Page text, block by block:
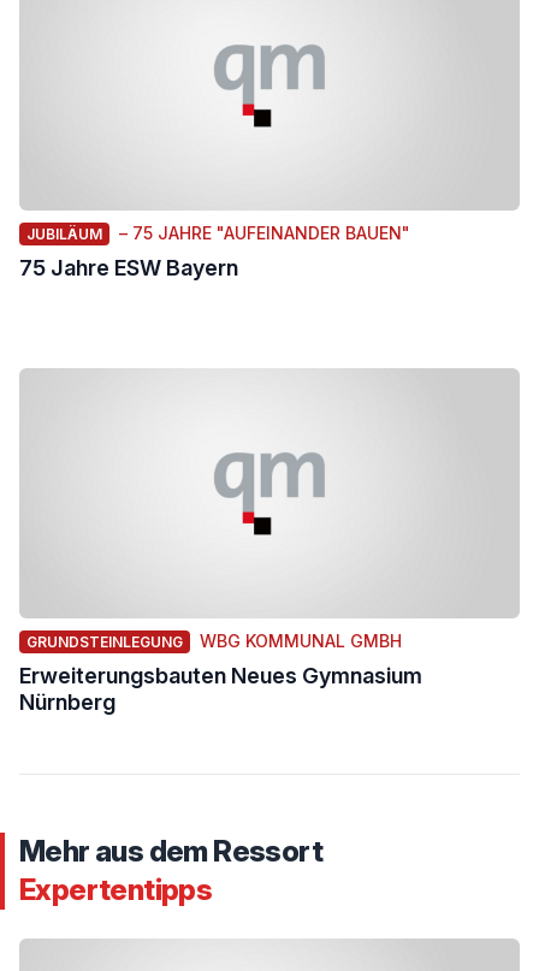
JUBILÄUM – 75 JAHRE "AUFEINANDER BAUEN"
75 Jahre ESW Bayern
GRUNDSTEINLEGUNG WBG KOMMUNAL GMBH
Erweiterungsbauten Neues Gymnasium
Nürnberg
Mehr aus dem Ressort
Expertentipps